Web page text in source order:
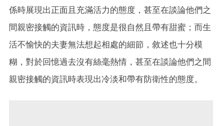
係時展現出正面且充滿活力的態度，甚至在談論他們之
間親密接觸的資訊時，態度是很自然且帶有甜蜜；而生
活不愉快的夫妻無法想起相處的細節，敘述也十分模
糊，對於回憶過去沒有絲毫熱情，甚至在談論他們之間
親密接觸的資訊時表現出冷淡和帶有防衛性的態度。